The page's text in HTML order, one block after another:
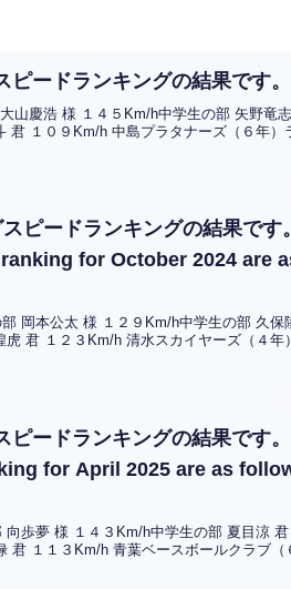
ードランキングの結果です。
山慶浩 様 １４５Km/h中学生の部 矢野竜
君 １０９Km/h 中島プラタナーズ（６年）
ピードランキングの結果で
for October 2024 are
岡本公太 様 １２９Km/h中学生の部 久保
君 １２３Km/h 清水スカイヤーズ（４年
ピードランキングの結果です
for April 2025 are as
歩夢 様 １４３Km/h中学生の部 夏目涼
君 １１３Km/h 青葉ベースボールクラブ